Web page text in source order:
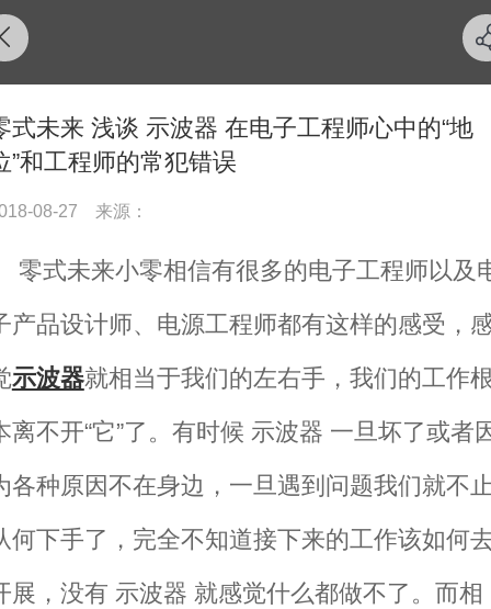
式未来 浅谈 示波器 在电子工程师心中的“地
”和工程师的常犯错误
08-27 来源：
零式未来小零相信有很多的电子工程师以及
产品设计师、电源工程师都有这样的感受，
示波器就相当于我们的左右手，我们的工作根
离不开“它”了。有时候 示波器 一旦坏了或者
各种原因不在身边，一旦遇到问题我们就不
何下手了，完全不知道接下来的工作该如何
展，没有 示波器 就感觉什么都做不了。而相